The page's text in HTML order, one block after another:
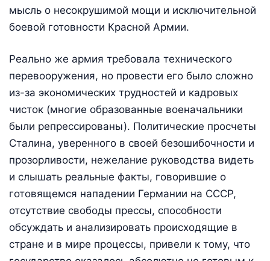
мысль о несокрушимой мощи и исключительной
боевой готовности Красной Армии.
Реально же армия требовала технического
перевооружения, но провести его было сложно
из-за экономических трудностей и кадровых
чисток (многие образованные военачальники
были репрессированы). Политические просчеты
Сталина, уверенного в своей безошибочности и
прозорливости, нежелание руководства видеть
и слышать реальные факты, говорившие о
готовящемся нападении Германии на СССР,
отсутствие свободы прессы, способности
обсуждать и анализировать происходящие в
стране и в мире процессы, привели к тому, что